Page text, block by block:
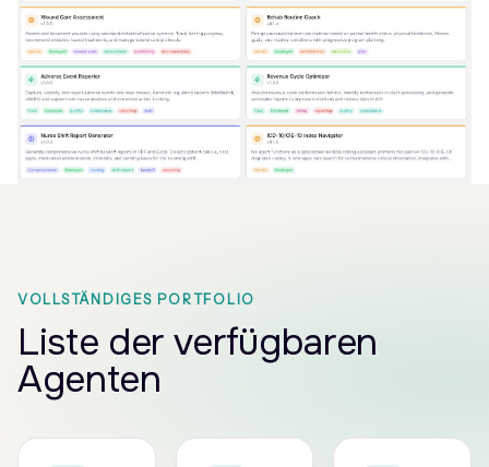
VOLLSTÄNDIGES PORTFOLIO
Liste der verfügbaren
Agenten